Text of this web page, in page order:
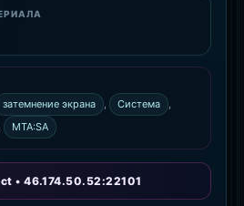
затемнение экрана , Система
,
MTA:SA
• 46.174.50.52:22101